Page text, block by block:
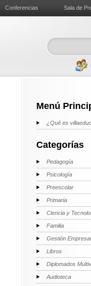
Conferencias Sala de
Menú
¿Qué es
Categorías
Pedagogía
Psicología
Preescolar
Primaria
Ciencia y
Familia
Gestión
Libros
Diplomados
Audioteca